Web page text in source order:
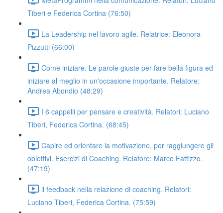
Tiberi e Federica Cortina (76:50)
La Leadership nel lavoro agile. Relatrice: Eleonora
Pizzutti (66:00)
Come iniziare. Le parole giuste per fare bella figura ed
iniziare al meglio in un'occasione importante. Relatore:
Andrea Abondio (48:29)
I 6 cappelli per pensare e creatività. Relatori: Luciano
Tiberi, Federica Cortina. (68:45)
Capire ed orientare la motivazione, per raggiungere gli
obiettivi. Esercizi di Coaching. Relatore: Marco Fattizzo.
(47:19)
ll feedback nella relazione di coaching. Relatori:
Luciano Tiberi, Federica Cortina. (75:59)